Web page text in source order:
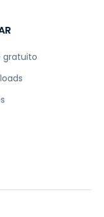
gratuito